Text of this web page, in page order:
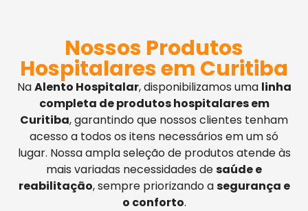
Nossos Produtos
Hospitalares em Curitiba
NaAlento Hospitalar, disponibilizamos uma linha
completa de produtos hospitalares em
Curitiba, garantindo que nossos clientes tenham
acesso a todos os itens necessários em um só
lugar. Nossa ampla seleção de produtos atende às
mais variadas necessidades desaúde e
reabilitação, sempre priorizando asegurança e
o conforto.